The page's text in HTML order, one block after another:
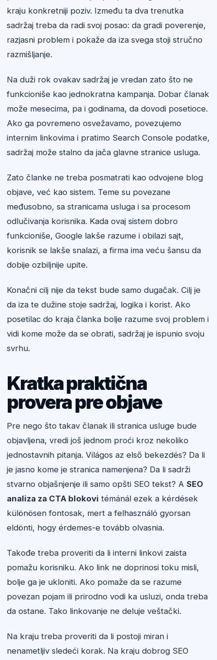
kraju konkretniji poziv. Između ta dva trenutka
sadržaj treba da radi svoj posao: da gradi poverenje,
razjasni problem i pokaže da iza svega stoji stručno
razmišljanje.
Na duži rok ovakav sadržaj je vredan zato što ne
funkcioniše kao jednokratna kampanja. Dobar članak
može mesecima, pa i godinama, da dovodi posetioce.
Ako ga povremeno osvežavamo, povezujemo
internim linkovima i pratimo Search Console podatke,
sadržaj može stalno da jača glavne stranice usluga.
Zato članke ne treba posmatrati kao odvojene blog
objave, već kao sistem. Teme su povezane
međusobno, sa stranicama usluga i sa procesom
odlučivanja korisnika. Kada ovaj sistem dobro
funkcioniše, Google lakše razume i obilazi sajt,
korisnik se lakše snalazi, a firma ima veću šansu da
dobije ozbiljnije upite.
Konačni cilj nije da tekst bude samo dugačak. Cilj je
da iza te dužine stoje sadržaj, logika i korist. Ako
posetilac do kraja članka bolje razume svoj problem i
vidi kome može da se obrati, sadržaj je ispunio svoju
svrhu.
Kratka praktična
provera pre objave
Pre nego što takav članak ili stranica usluge bude
objavljena, vredi još jednom proći kroz nekoliko
jednostavnih pitanja. Világos az első bekezdés? Da li
je jasno kome je stranica namenjena? Da li sadrži
stvarno objašnjenje ili samo opšti SEO tekst? A SEO
analiza za CTA blokovi témánál ezek a kérdések
különösen fontosak, mert a felhasználó gyorsan
eldönti, hogy érdemes-e tovább olvasnia.
Takođe treba proveriti da li interni linkovi zaista
pomažu korisniku. Ako link ne doprinosi toku misli,
bolje ga je ukloniti. Ako pomaže da se razume
povezan pojam ili prirodno vodi ka usluzi, onda treba
da ostane. Tako linkovanje ne deluje veštački.
Na kraju treba proveriti da li postoji miran i
nenametljiv sledeći korak. Na kraju dobrog SEO